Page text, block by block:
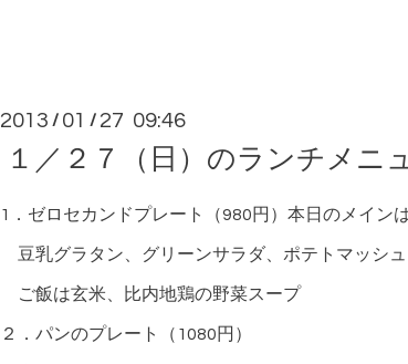
2013 / 01 / 27 09:46
１／２７（日）のランチメニ
1．ゼロセカンドプレート（980円）本日のメイン
豆乳グラタン、グリーンサラダ、ポテトマッシュ
ご飯は玄米、比内地鶏の野菜スープ
２．パンのプレート（1080円）